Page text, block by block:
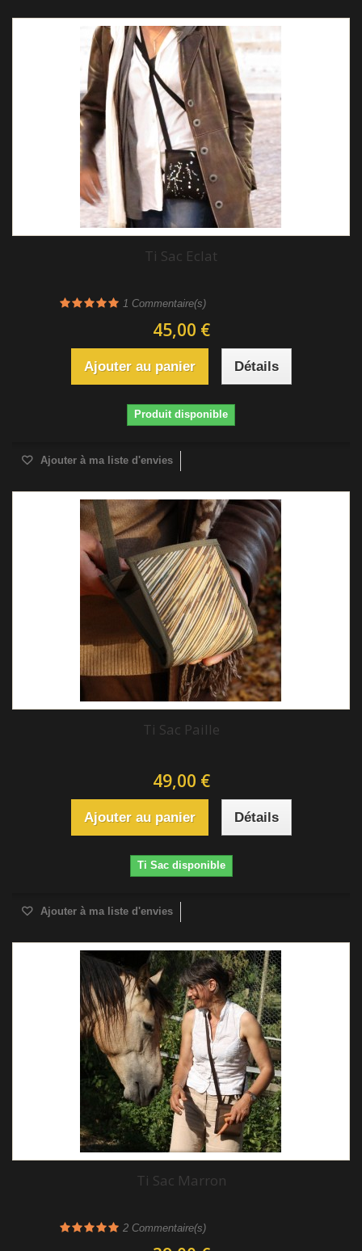
Ti Sac Eclat
1 Commentaire(s)
45,00 €
Ajouter au panier Détails
Produit disponible
Ajouter à ma liste d'envies
Ti Sac Paille
49,00 €
Ajouter au panier Détails
Ti Sac disponible
Ajouter à ma liste d'envies
Ti Sac Marron
2 Commentaire(s)